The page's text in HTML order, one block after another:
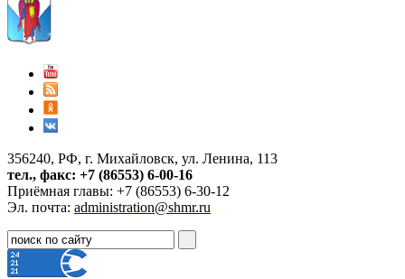
356240, РФ, г. Михайловск, ул. Ленина, 113
тел., факс: +7 (86553) 6-00-16
Приёмная главы: +7 (86553) 6-30-12
Эл. почта: administration@shmr.ru